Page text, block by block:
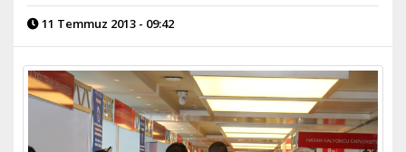
11 Temmuz 2013 - 09:42